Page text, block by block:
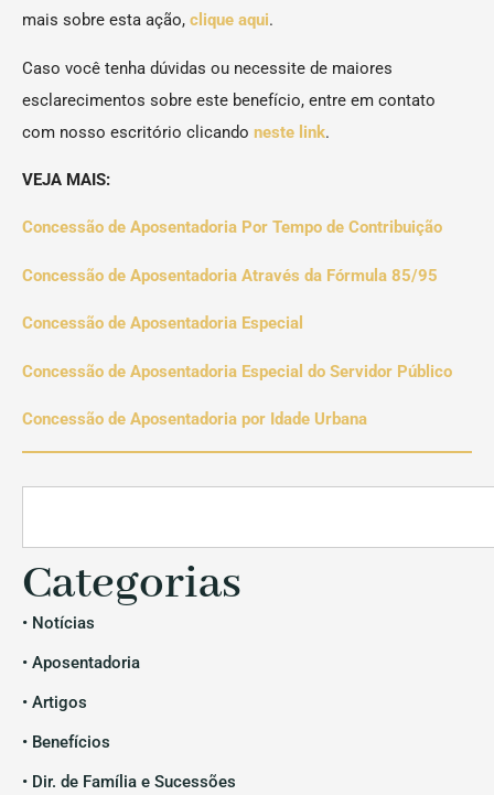
mais sobre esta ação, clique aqui.
Caso você tenha dúvidas ou necessite de maiores
esclarecimentos sobre este benefício, entre em contato
com nosso escritório clicando neste link.
VEJA MAIS:
Concessão de Aposentadoria Por Tempo de Contribuição
Concessão de Aposentadoria Através da Fórmula 85/95
Concessão de Aposentadoria Especial
Concessão de Aposentadoria Especial do Servidor Público
Concessão de Aposentadoria por Idade Urbana
Categorias
• Notícias
• Aposentadoria
• Artigos
• Benefícios
• Dir. de Família e Sucessões